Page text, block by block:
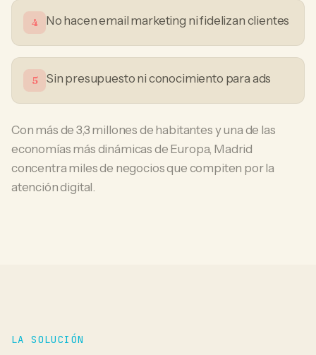
4 No hacen email marketing ni fidelizan clientes
5 Sin presupuesto ni conocimiento para ads
Con más de 3,3 millones de habitantes y una de las
economías más dinámicas de Europa, Madrid
concentra miles de negocios que compiten por la
atención digital.
LA SOLUCIÓN